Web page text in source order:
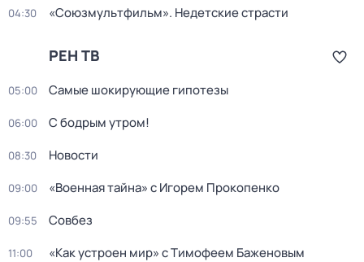
04:30 «Союзмультфильм». Недетские страсти
РЕН ТВ
05:00 Самые шoкиpующие гипотезы
06:00 С бодрым утром!
08:30 Новости
09:00 «Военная тайна» с Игорем Прокопенко
09:55 Совбез
11:00 «Как устроен мир» с Тимофеем Баженовым